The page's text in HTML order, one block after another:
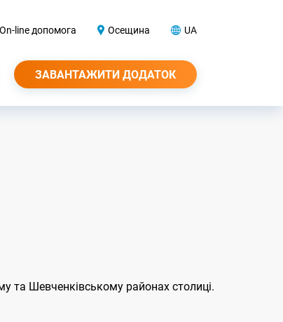
On-line допомога Осещина UA
ЗАВАНТАЖИТИ ДОДАТОК
та Шевченківському районах столиці.